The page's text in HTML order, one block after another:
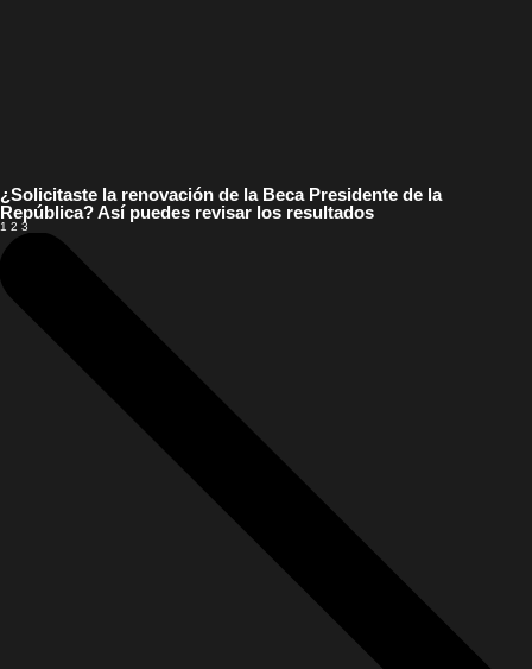
¿Solicitaste la renovación de la Beca Presidente de la
República? Así puedes revisar los resultados
1 2 3